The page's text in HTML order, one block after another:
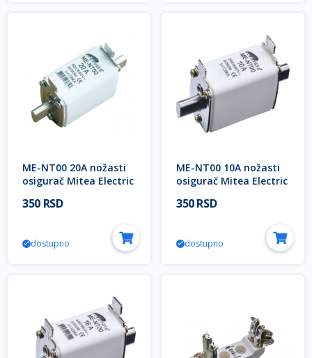
ME-NT00 20A nožasti
osigurač Mitea Electric
350 RSD
dostupno
ME-NT00 10A nožasti
osigurač Mitea Electric
350 RSD
dostupno